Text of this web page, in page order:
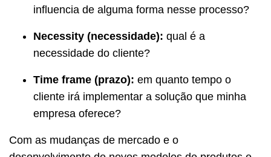
influencia de alguma forma nesse processo?
Necessity (necessidade): qual é a
necessidade do cliente?
Time frame (prazo): em quanto tempo o
cliente irá implementar a solução que minha
empresa oferece?
Com as mudanças de mercado e o